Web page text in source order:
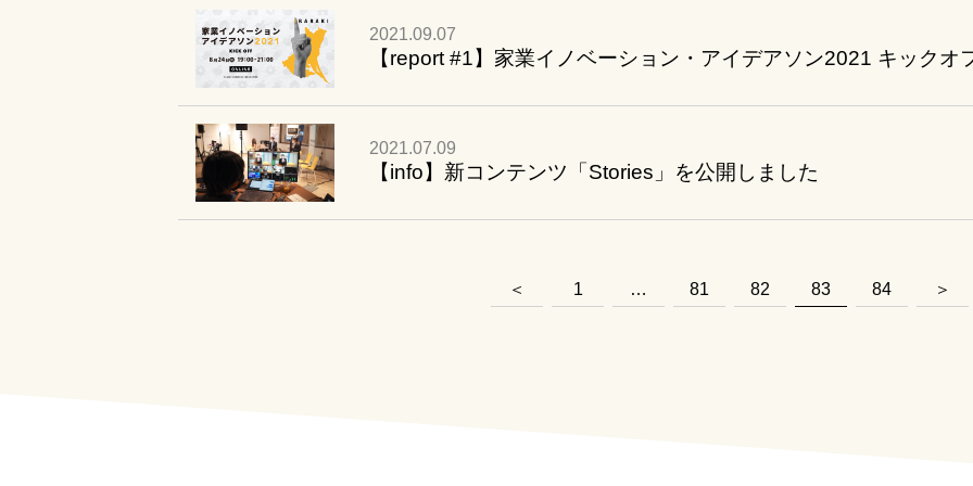
2021.09.07
【report #1】家業イノベーション・アイデアソン2021 キックオ
2021.07.09
【info】新コンテンツ「Stories」を公開しました
＜ 1 … 81 82 83 84 ＞